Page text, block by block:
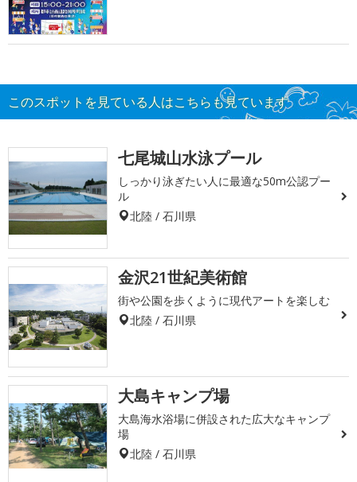
このスポットを見ている人はこちらも見ています
七尾城山水泳プール
しっかり泳ぎたい人に最適な50m公認プー
ル
北陸 / 石川県
金沢21世紀美術館
街や公園を歩くように現代アートを楽しむ
北陸 / 石川県
大島キャンプ場
大島海水浴場に併設された広大なキャンプ
場
北陸 / 石川県